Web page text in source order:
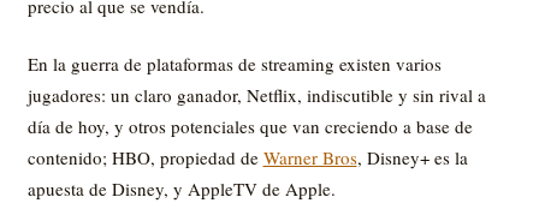
precio al que se vendía.
En la guerra de plataformas de streaming existen varios
jugadores: un claro ganador, Netflix, indiscutible y sin rival a
día de hoy, y otros potenciales que van creciendo a base de
contenido; HBO, propiedad de Warner Bros, Disney+ es la
apuesta de Disney, y AppleTV de Apple.